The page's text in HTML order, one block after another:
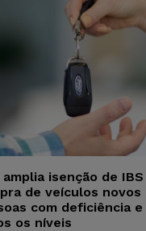
amplia isenção de
de veículos novos
com deficiência
os níveis